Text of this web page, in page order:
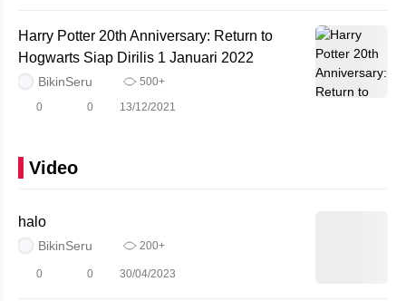
Harry Potter 20th Anniversary: Return to
Hogwarts Siap Dirilis 1 Januari 2022
BikinSeru
500+
0
0 13/12/2021
Video
halo
BikinSeru 200+
0 0 30/04/2023